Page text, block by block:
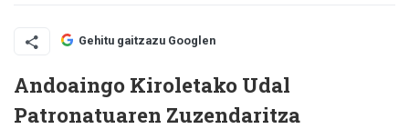
Gehitu gaitzazu Googlen
Andoaingo Kiroletako Udal
Patronatuaren Zuzendaritza